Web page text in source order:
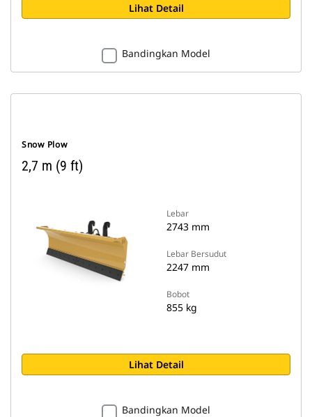
Lihat Detail
Bandingkan Model
Snow Plow
2,7 m (9 ft)
Lebar
2743 mm
Lebar Bersudut
2247 mm
Bobot
855 kg
Lihat Detail
Bandingkan Model